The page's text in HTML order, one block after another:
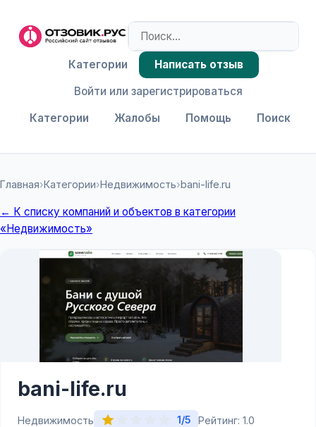
Категории Жалобы Помощь Поиск
Категории
Написать отзыв
Войти или зарегистрироваться
Главная›Категории›Недвижимость›bani-life.ru
← К списку компаний и объектов в категории
«Недвижимость»
bani-life.ru
Недвижимость 1/5
Рейтинг: 1.0